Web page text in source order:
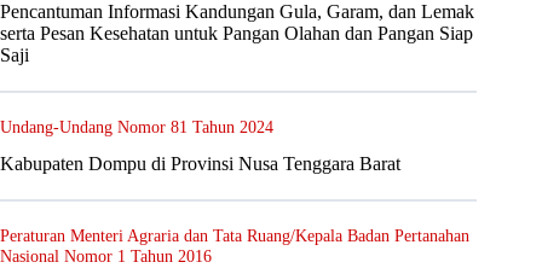
Pencantuman Informasi Kandungan Gula, Garam, dan Lemak
serta Pesan Kesehatan untuk Pangan Olahan dan Pangan Siap
Saji
Undang-Undang Nomor 81 Tahun 2024
Kabupaten Dompu di Provinsi Nusa Tenggara Barat
Peraturan Menteri Agraria dan Tata Ruang/Kepala Badan Pertanahan
Nasional Nomor 1 Tahun 2016